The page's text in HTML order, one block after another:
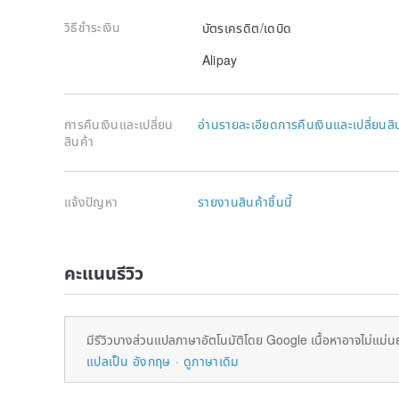
วิธีชำระเงิน
บัตรเครดิต/เดบิด
Alipay
การคืนเงินและเปลี่ยน
สินค้า
อ่านรายละเอียดการคืนเงินและเปลี่ยนสิ
แจ้งปัญหา รายงานสินค้าชิ้นนี้
คะแนนรีวิว
มีรีวิวบางส่วนแปลภาษาอัตโนมัติโดย Google เนื้อหาอาจไม่แม่น
แปลเป็น อังกฤษ
ดูภาษาเดิม